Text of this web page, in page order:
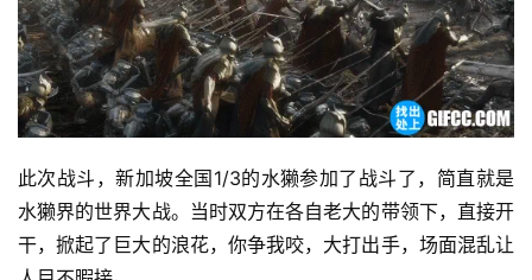
此次战斗，新加坡全国1/3的水獭参加了战斗了，简直就是
水獭界的世界大战。当时双方在各自老大的带领下，直接开
干，掀起了巨大的浪花，你争我咬，大打出手，场面混乱让